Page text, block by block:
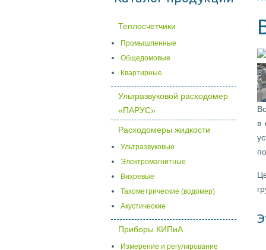
в
Теплосчетчики
Промышленные
Общедомовые
Квартирные
Ультразвуковой расходомер
«ПАРУС»
Расходомеры жидкости
Ультразвуковые
Электромагнитные
Вихревые
Тахометрические (водомер)
Акустические
Приборы КИПиА
Измерение и регулирование